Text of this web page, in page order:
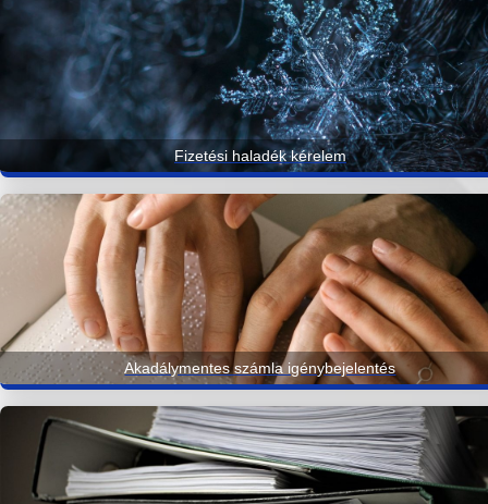
Fizetési haladék kérelem
Akadálymentes számla igénybejelentés